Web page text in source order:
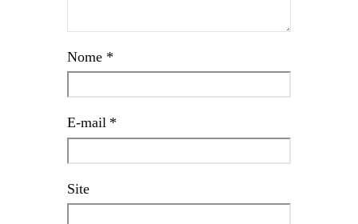
Nome *
E-mail *
Site